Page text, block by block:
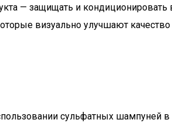
— защищать и
визуально улучшают качество
сульфатных шампуней